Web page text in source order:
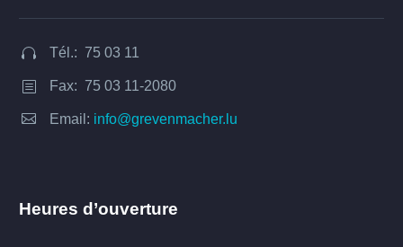

 Tél.: 75 03 11
b
b Fax: 75 03 11-2080

 Email: info@grevenmacher.lu
Heures d’ouverture